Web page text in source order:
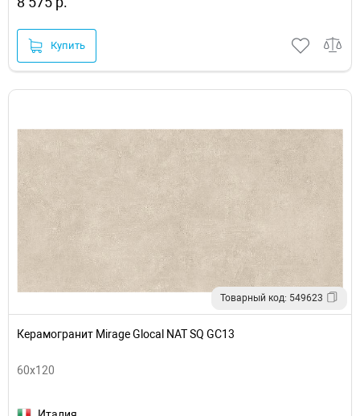
Купить
Товарный код: 549623
Керамогранит Mirage Glocal NAT SQ GC13
60x120